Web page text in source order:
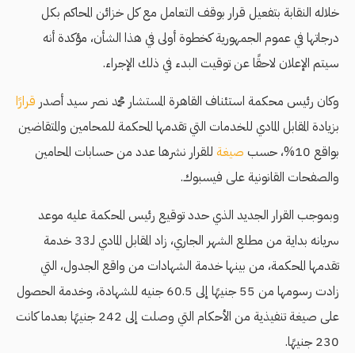
خلاله النقابة بتفعيل قرار بوقف التعامل مع كل خزائن المحاكم بكل
درجاتها في عموم الجمهورية كخطوة أولى في هذا الشأن، مؤكدة أنه
سيتم الإعلان لاحقًا عن توقيت البدء في ذلك الإجراء.
وكان رئيس محكمة استئناف القاهرة المستشار محمد نصر سيد أصدر قرارًا
بزيادة المقابل المادي للخدمات التي تقدمها المحكمة للمحامين والمتقاضين
بواقع 10%، حسب
صيغة للقرار نشرها عدد من حسابات المحامين
والصفحات القانونية على فيسبوك.
وبموجب القرار الجديد الذي حدد توقيع رئيس المحكمة عليه موعد
سريانه بداية من مطلع الشهر الجاري، زاد المقابل المادي لـ33 خدمة
تقدمها المحكمة، من بينها خدمة الشهادات من واقع الجدول، التي
زادت رسومها من 55 جنيهًا إلى 60.5 جنيه للشهادة، وخدمة الحصول
على صيغة تنفيذية من الأحكام التي وصلت إلى 242 جنيهًا بعدما كانت
230 جنيهًا.